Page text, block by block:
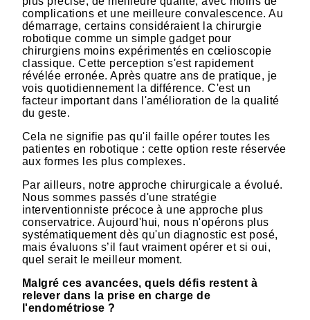
complications et une meilleure convalescence. Au
démarrage, certains considéraient la chirurgie
robotique comme un simple gadget pour
chirurgiens moins expérimentés en cœlioscopie
classique. Cette perception s'est rapidement
révélée erronée. Après quatre ans de pratique, je
vois quotidiennement la différence. C'est un
facteur important dans l'amélioration de la qualité
du geste.
Cela ne signifie pas qu'il faille opérer toutes les
patientes en robotique : cette option reste réservée
aux formes les plus complexes.
Par ailleurs, notre approche chirurgicale a évolué.
Nous sommes passés d'une stratégie
interventionniste précoce à une approche plus
conservatrice. Aujourd'hui, nous n'opérons plus
systématiquement dès qu'un diagnostic est posé,
mais évaluons s’il faut vraiment opérer et si oui,
quel serait le meilleur moment.
Malgré ces avancées, quels défis restent à
relever dans la prise en charge de
l'endométriose ?